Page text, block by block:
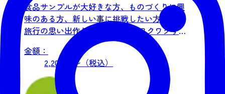
食品サンプルが大好きな方、ものづくりに興
味のある方、新しい事に挑戦したい方‼︎宮城
旅行の思い出作りをしたい方♪ ワクワクする
食品サンプル作りを...
金額：
2,200 円〜（税込）